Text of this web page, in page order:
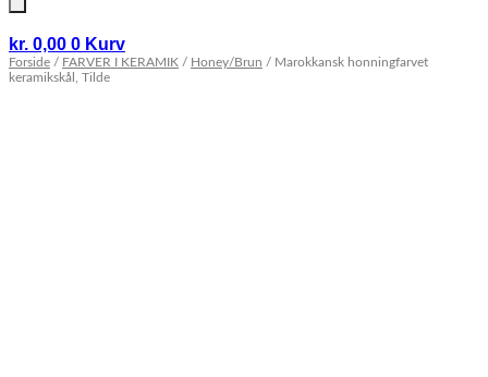
kr. 0,00 0 Kurv
Forside / FARVER I KERAMIK / Honey/Brun / Marokkansk honningfarvet
keramikskål, Tilde